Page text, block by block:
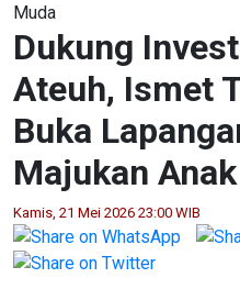
Muda
Dukung
Ateuh, Ismet
Buka
Majukan
Kamis, 21 Mei 2026 23:00 WIB